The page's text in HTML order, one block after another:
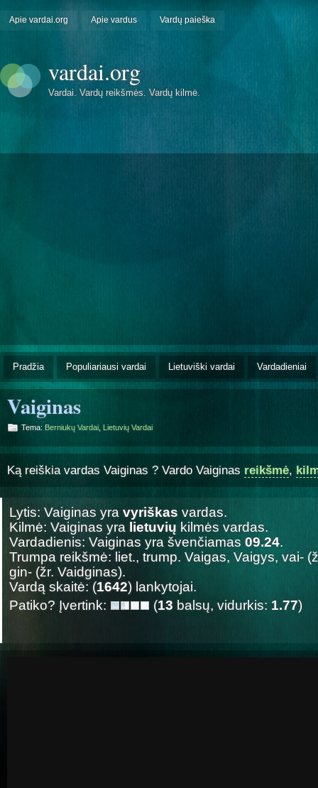
Apie vardai.org Apie vardus Vardų paieška
vardai.org
Vardai. Vardų reikšmės. Vardų kilmė.
Pradžia Populiariausi vardai Lietuviški vardai Vardadieniai
Vaiginas
Tema: Berniukų Vardai Lietuvių Vardai
Ką reiškia vardas Vaiginas ? Vardo Vaiginas reikšmė,
Lytis: Vaiginas yra vyriškas vardas.
Kilmė: Vaiginas yra lietuvių kilmės vardas.
Vardadienis: Vaiginas yra švenčiamas 09.24.
Trumpa reikšmė: liet., trump. Vaigas, Vaigys, vai-
gin- (žr. Vaidginas).
Vardą skaitė: (1642) lankytojai.
Patiko? Įvertink:
(13 balsų, vidurkis: 1.77)